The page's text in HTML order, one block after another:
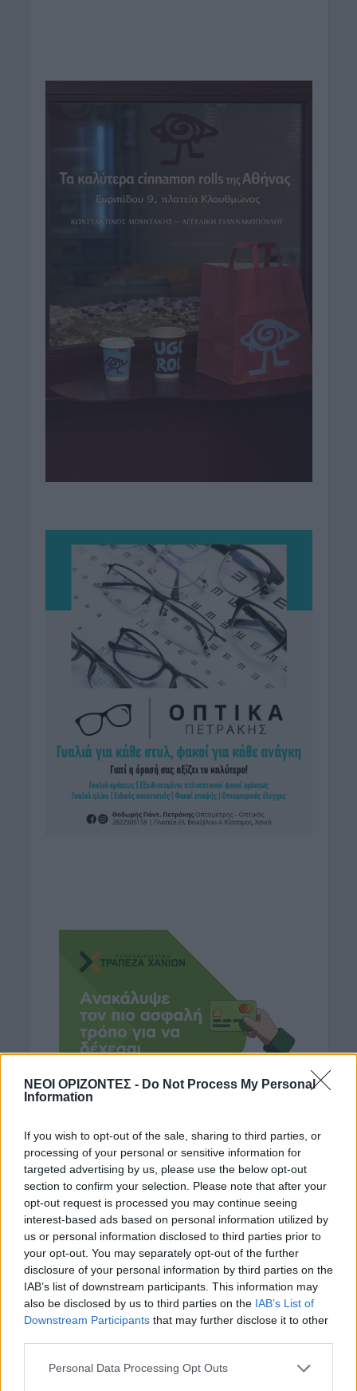
ΝΕΟΙ ΟΡΙΖΟΝΤΕΣ - Do Not Process My Personal
Information
If you wish to opt-out of the sale, sharing to third parties, or
processing of your personal or sensitive information for
targeted advertising by us, please use the below opt-out
section to confirm your selection. Please note that after your
opt-out request is processed you may continue seeing
interest-based ads based on personal information utilized by
us or personal information disclosed to third parties prior to
your opt-out. You may separately opt-out of the further
disclosure of your personal information by third parties on the
IAB’s list of downstream participants. This information may
also be disclosed by us to third parties on the IAB’s List of
Downstream Participants that may further disclose it to other
Personal Data Processing Opt Outs
ΡΟΗ ΕΙΔΗΣΕΩΝ
ΜΑΤΙΕΣ ΣΤΟ ΠΑΡΕΛΘΟΝ
Χιροσίμα: 81 χρόνια από τον πυρηνικό
όλεθρο που άλλαξε την
ανθρωπότητα
6 Αυγούστου 2026 09:42
ΕΝΔΙΑΦΕΡΟΝΤΑ
Tα ζώδια της Πέμπτης 6 Αυγούστου
6 Αυγούστου 2026 08:06
ΕΝΔΙΑΦΕΡΟΝΤΑ
Ποιοι γιορτάζουν σήμερα 6 Αυγούστου